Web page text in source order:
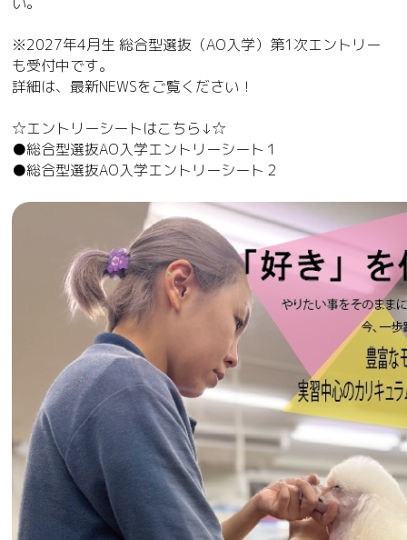
※2027年4月生 総合型選抜（AO入学）第1次エントリー
も受付中です。
詳細は、最新NEWSをご覧ください！
☆エントリーシートはこちら↓☆
●総合型選抜AO入学エントリーシート１
●総合型選抜AO入学エントリーシート２